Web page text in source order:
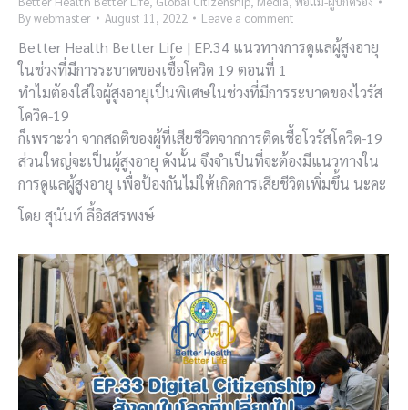
Bywebmaster August 11, 2022 Leave a comment
Better Health Better Life | EP.34 แนวทางการดูแลผู้สูงอายุ
ในช่วงที่มีการระบาดของเชื้อโควิด 19 ตอนที่ 1
ทำไมต้องใส่ใจผู้สูงอายุเป็นพิเศษในช่วงที่มีการระบาดของไวรัส
โควิค-19
ก็เพราะว่า จากสถติของผู้ที่เสียชีวิตจากการติดเชื้อโวรัสโควิด-19
ส่วนใหญ่จะเป็นผู้สูงอายุ ดังนั้น จึงจำเป็นที่จะต้องมีแนวทางใน
การดูแลผู้สูงอายุ เพื่อป้องกันไม่ให้เกิดการเสียชีวิตเพิ่มขึ้น นะคะ
โดย สุนันท์ ลี้อิสสรพงษ์